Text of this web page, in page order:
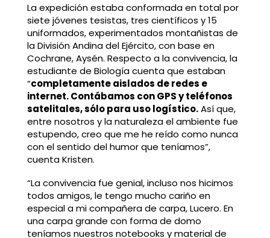
La expedición estaba conformada en total por
siete jóvenes tesistas, tres científicos y 15
uniformados, experimentados montañistas de
la División Andina del Ejército, con base en
Cochrane, Aysén. Respecto a la convivencia, la
estudiante de Biología cuenta que estaban
“completamente aislados de redes e
internet. Contábamos con GPS y teléfonos
satelitales, sólo para uso logístico.Así que,
entre nosotros y la naturaleza el ambiente fue
estupendo, creo que me he reído como nunca
con el sentido del humor que teníamos”,
cuenta Kristen.
“La convivencia fue genial, incluso nos hicimos
todos amigos, le tengo mucho cariño en
especial a mi compañera de carpa, Lucero. En
una carpa grande con forma de domo
teníamos nuestros notebooks y material de